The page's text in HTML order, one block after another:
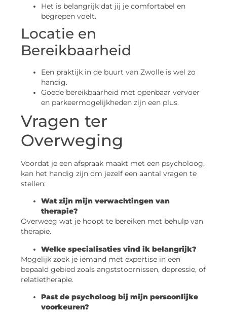
Het is belangrijk dat jij je comfortabel en
begrepen voelt.
Locatie en
Bereikbaarheid
Een praktijk in de buurt van Zwolle is wel zo
handig.
Goede bereikbaarheid met openbaar vervoer
en parkeermogelijkheden zijn een plus.
Vragen ter
Overweging
Voordat je een afspraak maakt met een psycholoog,
kan het handig zijn om jezelf een aantal vragen te
stellen:
Wat zijn mijn verwachtingen van
therapie?
Overweeg wat je hoopt te bereiken met behulp van
therapie.
Welke specialisaties vind ik belangrijk?
Mogelijk zoek je iemand met expertise in een
bepaald gebied zoals angststoornissen, depressie, of
relatietherapie.
Past de psycholoog bij mijn persoonlijke
voorkeuren?